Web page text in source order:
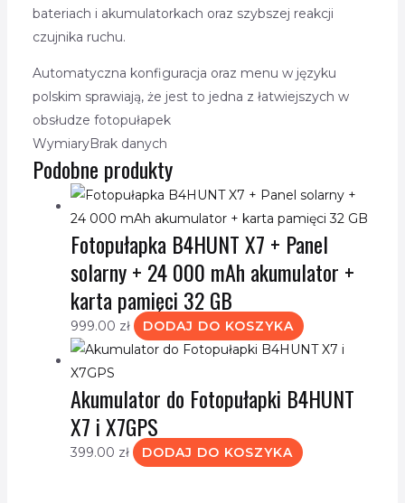
bateriach i akumulatorkach oraz szybszej reakcji
czujnika ruchu.
Automatyczna konfiguracja oraz menu w języku
polskim sprawiają, że jest to jedna z łatwiejszych w
obsłudze fotopułapek
WymiaryBrak danych
Podobne produkty
Fotopułapka B4HUNT X7 + Panel
solarny + 24 000 mAh akumulator +
karta pamięci 32 GB
999.00 zł DODAJ DO KOSZYKA
Akumulator do Fotopułapki B4HUNT
X7 i X7GPS
399.00 zł DODAJ DO KOSZYKA